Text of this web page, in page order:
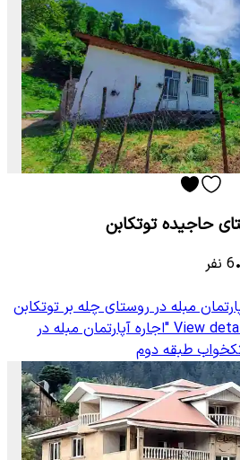
حاجیده توتکابن
•
6 نفر
مبله در روستای چله بر توتکابن
View "اجاره آپارتمان مبله در
طبقه دوم